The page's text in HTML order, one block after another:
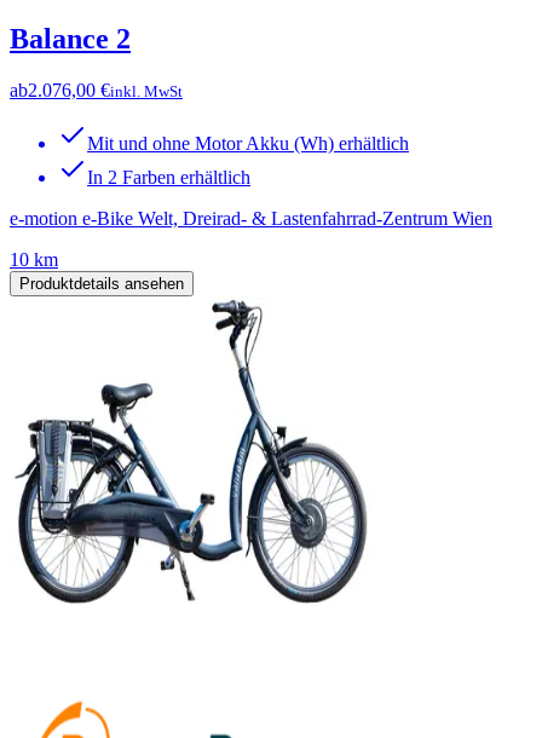
Balance 2
ab2.076,00 €inkl. MwSt
Mit und ohne Motor Akku (Wh) erhältlich
In 2 Farben erhältlich
e-motion e-Bike Welt, Dreirad- & Lastenfahrrad-Zentrum Wien
10 km
Produktdetails ansehen